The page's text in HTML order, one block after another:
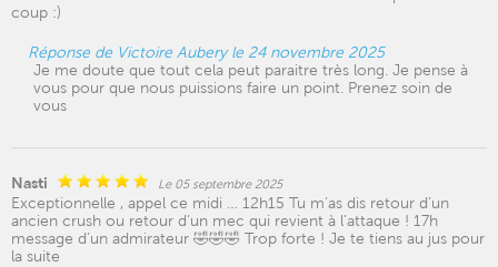
coup :)
Réponse de Victoire Aubery le 24 novembre 2025
Je me doute que tout cela peut paraitre très long. Je pense à
vous pour que nous puissions faire un point. Prenez soin de
vous
Nasti Le 05 septembre 2025
Exceptionnelle , appel ce midi … 12h15 Tu m’as dis retour d’un
ancien crush ou retour d’un mec qui revient à l’attaque ! 17h
message d’un admirateur 🤣🤣🤣 Trop forte ! Je te tiens au jus pour
la suite